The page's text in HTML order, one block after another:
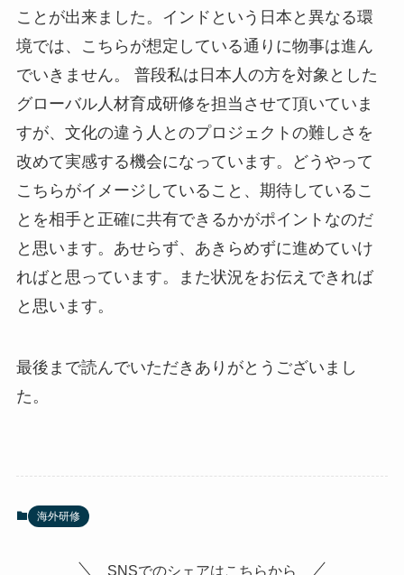
ことが出来ました。インドという日本と異なる環
境では、こちらが想定している通りに物事は進ん
でいきません。 普段私は日本人の方を対象とした
グローバル人材育成研修を担当させて頂いていま
すが、文化の違う人とのプロジェクトの難しさを
改めて実感する機会になっています。どうやって
こちらがイメージしていること、期待しているこ
とを相手と正確に共有できるかがポイントなのだ
と思います。あせらず、あきらめずに進めていけ
ればと思っています。また状況をお伝えできれば
と思います。
最後まで読んでいただきありがとうございまし
た。
海外研修
SNSでのシェアはこちらから